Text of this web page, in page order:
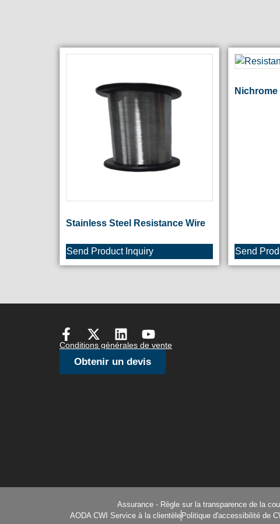
Stainless Steel Resistance Wire
Send Product Inquiry Send
Conditions générales de vente
Obtenir un devis
Assurance - Règle sur la transparence de la
AODA CWI Service à la clientèle Politique d'accessibilité de